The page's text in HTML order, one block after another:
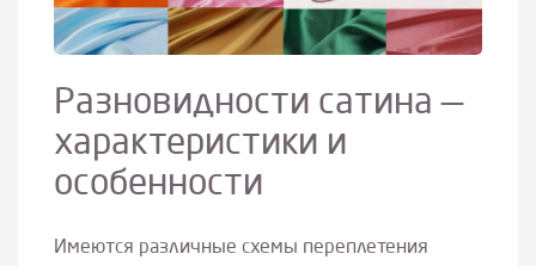
Разновидности сатина —
характеристики и
особенности
Имеются различные схемы переплетения